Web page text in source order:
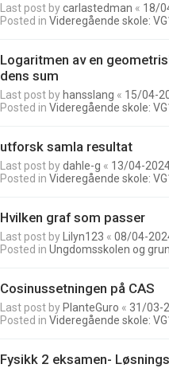
Last post bycarlastedman « 18/
Posted in Videregående skole:
Logaritmen av en
dens sum
Last post by hansslang « 15/04-
Posted in Videregående skole:
utforsk samla resultat
Last post bydahle-g « 13/04-
Posted in Videregående skole:
Hvilken graf som passer
Last post by Lilyn123 « 08/04-
Posted in Ungdomsskolen og
Cosinussetningen på CAS
Last post by PlanteGuro « 31/03-
Posted in Videregående skole:
Fysikk 2 eksamen-